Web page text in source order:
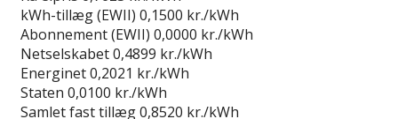
kWh-tillæg (EWII) 0,1500 kr./kWh
Abonnement (EWII) 0,0000 kr./kWh
Netselskabet0,4899 kr./kWh
Energinet0,2021 kr./kWh
Staten 0,0100 kr./kWh
Samlet fast tillæg0,8520 kr./kWh